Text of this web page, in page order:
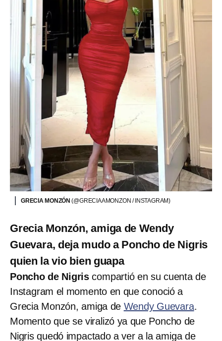
GRECIA MONZÓN(@GRECIAAMONZON / INSTAGRAM)
Grecia Monzón, amiga de Wendy
Guevara, deja mudo a Poncho de Nigris
quien la vio bien guapa
Poncho de Nigris compartió en su cuenta de
Instagram el momento en que conoció a
Grecia Monzón, amiga de Wendy Guevara.
Momento que se viralizó ya que Poncho de
Nigris quedó impactado a ver a la amiga de